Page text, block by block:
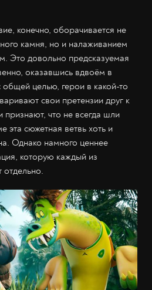
конечно, оборачивается не
камня, но и налаживанием
Это довольно предсказуемая
оказавшись вдвоём в
целью, герои в какой-то
свои претензии друг к
признают, что не всегда шли
эта сюжетная ветвь хоть и
Однако намного ценнее
которую каждый из
отдельно.